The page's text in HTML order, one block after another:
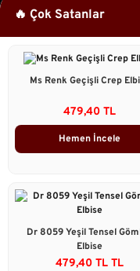
🔥 Çok Satanlar
Ms Renk Geçişli Crep
479,40 TL
Hemen İncele
Dr 8059 Yeşil Tensel
Elbise
479,40 TL TL
ÜYELİK
Kredi kartı bilgileriniz